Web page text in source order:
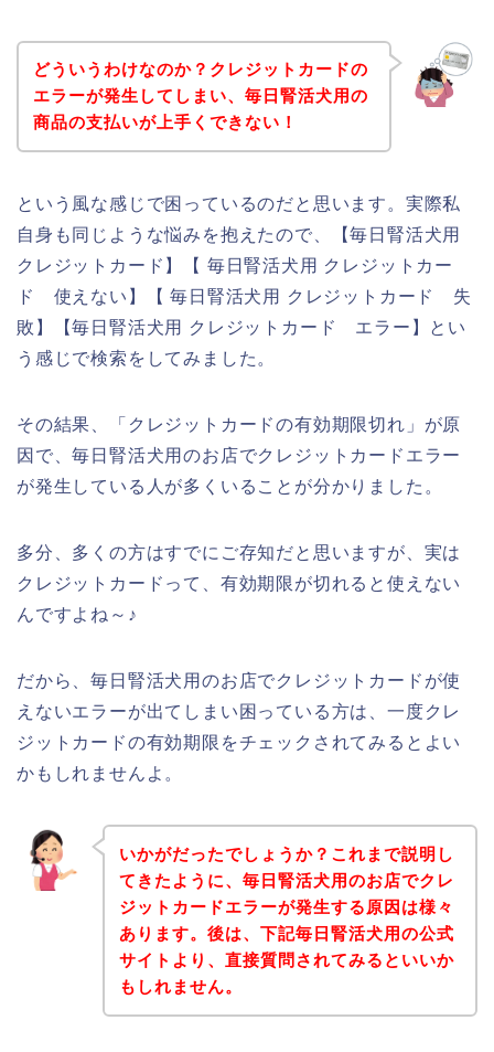
どういうわけなのか？クレジットカードの
エラーが発生してしまい、毎日腎活犬用の
商品の支払いが上手くできない！
という風な感じで困っているのだと思います。実際私
自身も同じような悩みを抱えたので、【毎日腎活犬用
クレジットカード】【 毎日腎活犬用 クレジットカー
ド 使えない】【 毎日腎活犬用 クレジットカード 失
敗】【毎日腎活犬用 クレジットカード エラー】とい
う感じで検索をしてみました。
その結果、「クレジットカードの有効期限切れ」が原
因で、毎日腎活犬用のお店でクレジットカードエラー
が発生している人が多くいることが分かりました。
多分、多くの方はすでにご存知だと思いますが、実は
クレジットカードって、有効期限が切れると使えない
んですよね～♪
だから、毎日腎活犬用のお店でクレジットカードが使
えないエラーが出てしまい困っている方は、一度クレ
ジットカードの有効期限をチェックされてみるとよい
かもしれませんよ。
いかがだったでしょうか？これまで説明し
てきたように、毎日腎活犬用のお店でクレ
ジットカードエラーが発生する原因は様々
あります。後は、下記毎日腎活犬用の公式
サイトより、直接質問されてみるといいか
もしれません。